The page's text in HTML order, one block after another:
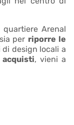
Arenal
per riporre le
design locali a
, vieni a